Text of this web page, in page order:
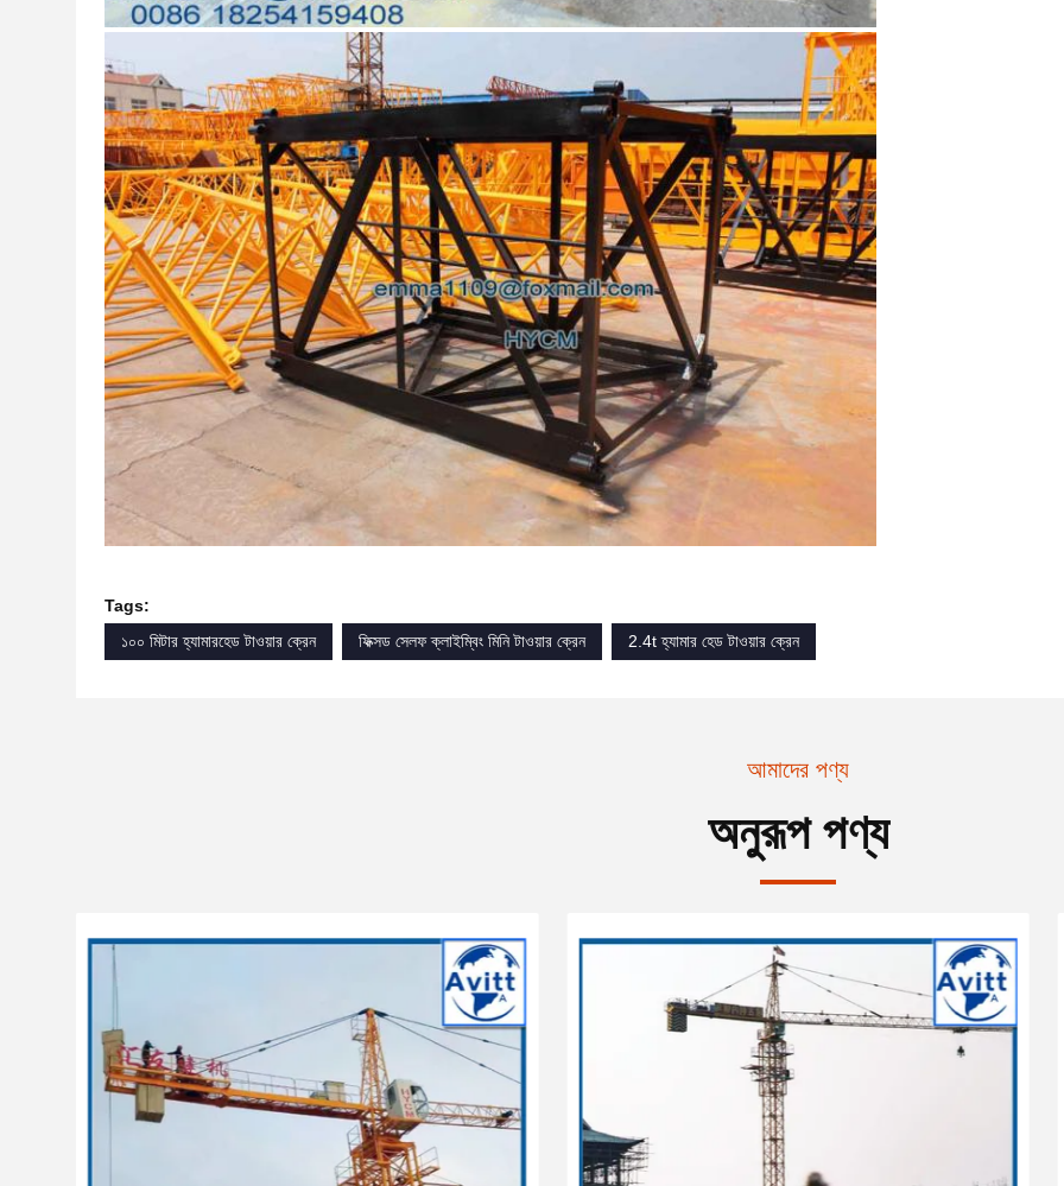
Tags:
১০০ মিটার হ্যামারহেড টাওয়ার ক্রেন
ফিক্সড সেলফ ক্লাইম্বিং মিনি টাওয়ার ক্রেন 2.4t হ্যামার হেড টাওয়ার ক্রেন
আমাদের পণ্য
অনুরূপ পণ্য